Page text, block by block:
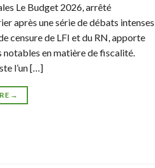
Le Budget 2026, arrêté
après une série de débats intenses
censure de LFI et du RN, apporte
en matière de fiscalité.
l’un […]
→